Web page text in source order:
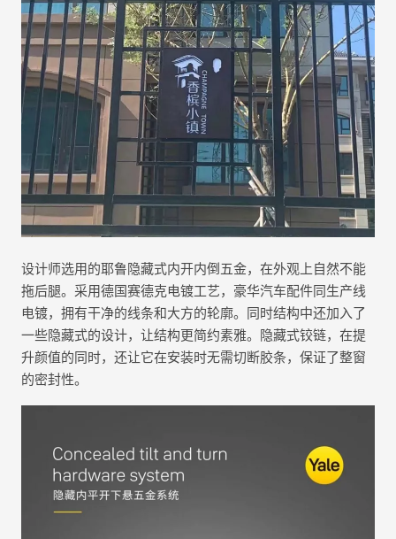
设计师选用的耶鲁隐藏式内开内倒五金，在外观上自然不能
拖后腿。采用德国赛德克电镀工艺，豪华汽车配件同生产线
电镀，拥有干净的线条和大方的轮廓。同时结构中还加入了
一些隐藏式的设计，让结构更简约素雅。隐藏式铰链，在提
升颜值的同时，还让它在安装时无需切断胶条，保证了整窗
的密封性。